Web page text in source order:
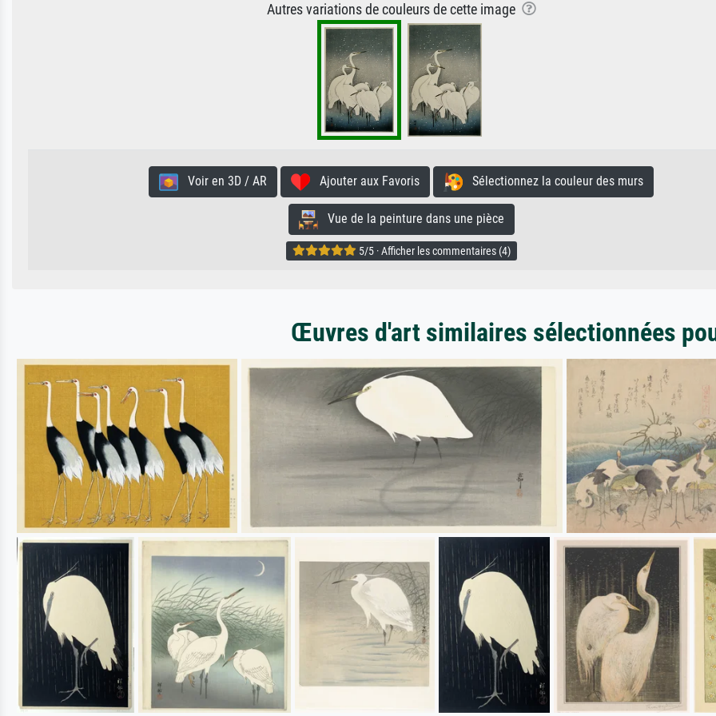
Autres variations de couleurs de cette image
Voir en 3D / AR Ajouter aux Favoris Sélectionnez la couleur des murs
Vue de la peinture dans une pièce
5/5 · Afficher les commentaires (4)
Œuvres d'art similaires sélectionnées